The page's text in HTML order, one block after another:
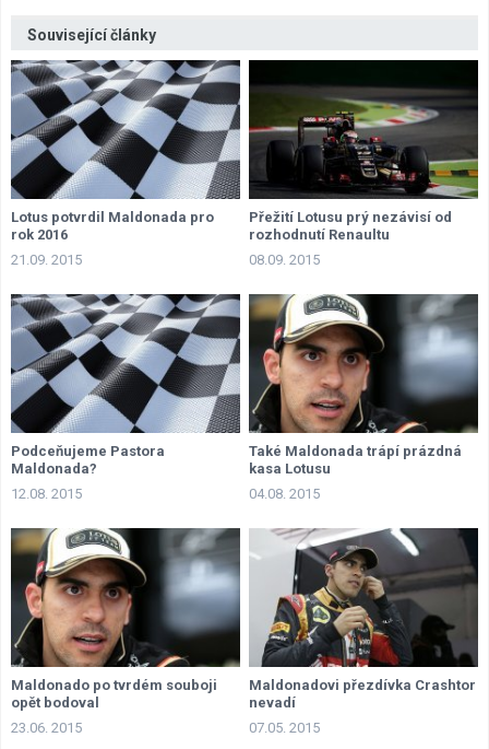
Související články
Lotus potvrdil Maldonada pro
rok 2016
21.09. 2015
Přežití Lotusu prý nezávisí od
rozhodnutí Renaultu
08.09. 2015
Podceňujeme Pastora
Maldonada?
12.08. 2015
Také Maldonada trápí prázdná
kasa Lotusu
04.08. 2015
Maldonado po tvrdém souboji
opět bodoval
23.06. 2015
Maldonadovi přezdívka Crashtor
nevadí
07.05. 2015